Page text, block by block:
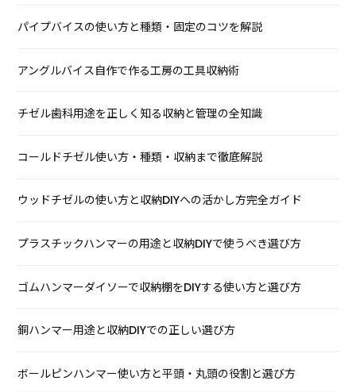
パイプバイスの使い方と種類・固定のコツを解説
アングルバイス自作で作る工房の工具収納術
チゼル歯科用途を正しく知る収納と管理の全知識
コールドチゼル使い方・種類・収納まで徹底解説
ウッドチゼルの使い方と収納DIYへの活かし方完全ガイド
プラスチックハンマーの用途と収納DIYで使うべき選び方
ゴムハンマーダイソーで収納棚をDIYする使い方と選び方
銅ハンマー用途と収納DIYでの正しい選び方
ボールピンハンマー使い方と平頭・丸頭の役割と選び方